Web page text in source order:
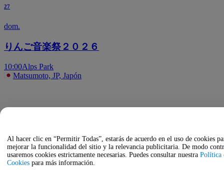
27
dom.
りんご音楽祭２０２６
10:00Alps Park
Matsumoto, JP, Japón
Al hacer clic en “Permitir Todas”, estarás de acuerdo en el uso de cookies
mejorar la funcionalidad del sitio y la relevancia publicitaria. De modo
usaremos cookies estrictamente necesarias. Puedes consultar nuestra Política
Cookies para más información.